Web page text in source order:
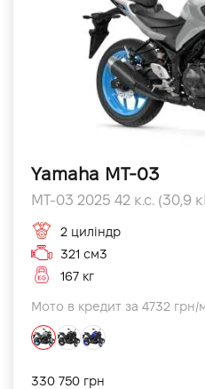
Yamaha MT-03
MT-03 2025 42 к.с. (30,9
2 циліндр
321 см3
167 кг
Мото в кредит за 4732 грн/
330 750 грн